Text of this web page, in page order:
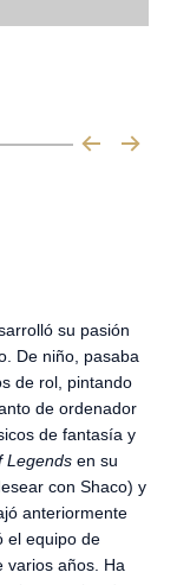
su pasión
De niño, pasaba
de rol, pintando
de ordenador
de fantasía y
Legends en su
con Shaco) y
anteriormente
el equipo de
varios años. Ha